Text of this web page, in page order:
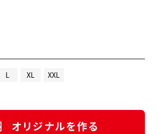
L XL XXL
オリジナルを作る